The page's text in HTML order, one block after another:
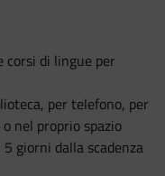
di lingue per
per telefono, per
o nel proprio spazio
giorni dalla scadenza